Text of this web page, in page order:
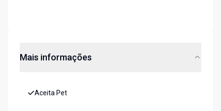
Mais informações
Aceita Pet